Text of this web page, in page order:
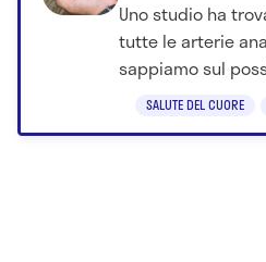
SALUTE DEL CUORE
Uno studio ha
tutte le arterie
sappiamo sul
aterosclerosi,